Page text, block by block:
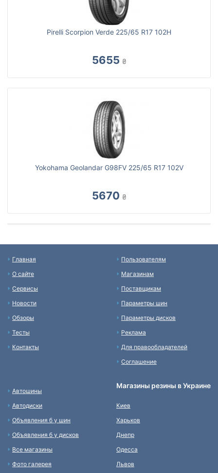
Pirelli Scorpion Verde 225/65 R17 102H
5655 ₴
Yokohama Geolandar G98FV 225/65 R17 102V
5670 ₴
Главная
О сайте
Сервисы
Новости
Обзоры
Тесты
Контакты
Пользователям
Магазинам
Поставщикам
Параметры шин
Параметры дисков
Реклама
Для правообладателей
Соглашение
Автошины
Автодиски
Объявления б у шин
Объявления б у дисков
Все магазины
Фото галерея
Магазины резины в Украине
Киев
Харьков
Днепр
Одесса
Львов